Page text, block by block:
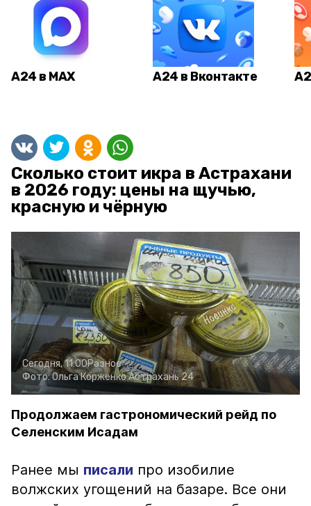
А24 в MAX А24 в Вконтакте
Сколько стоит икра в Астрахани
в 2026 году: цены на щучью,
красную и чёрную
Сегодня, 11:00Разное
Фото:Ольга КорженкоАстрахань 24
Продолжаем гастрономический рейд по
Селенским Исадам
Ранее мы писали про изобилие
волжских угощений на базаре. Все они